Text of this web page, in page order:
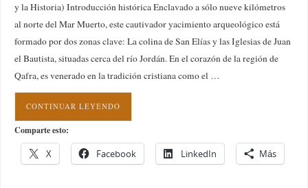
y la Historia) Introducción histórica Enclavado a sólo nueve kilómetros
al norte del Mar Muerto, este cautivador yacimiento arqueológico está
formado por dos zonas clave: La colina de San Elías y las Iglesias de Juan
el Bautista, situadas cerca del río Jordán. En el corazón de la región de
Qafra, es venerado en la tradición cristiana como el …
CONTINUAR LEYENDO
Comparte esto:
X Facebook LinkedIn Más